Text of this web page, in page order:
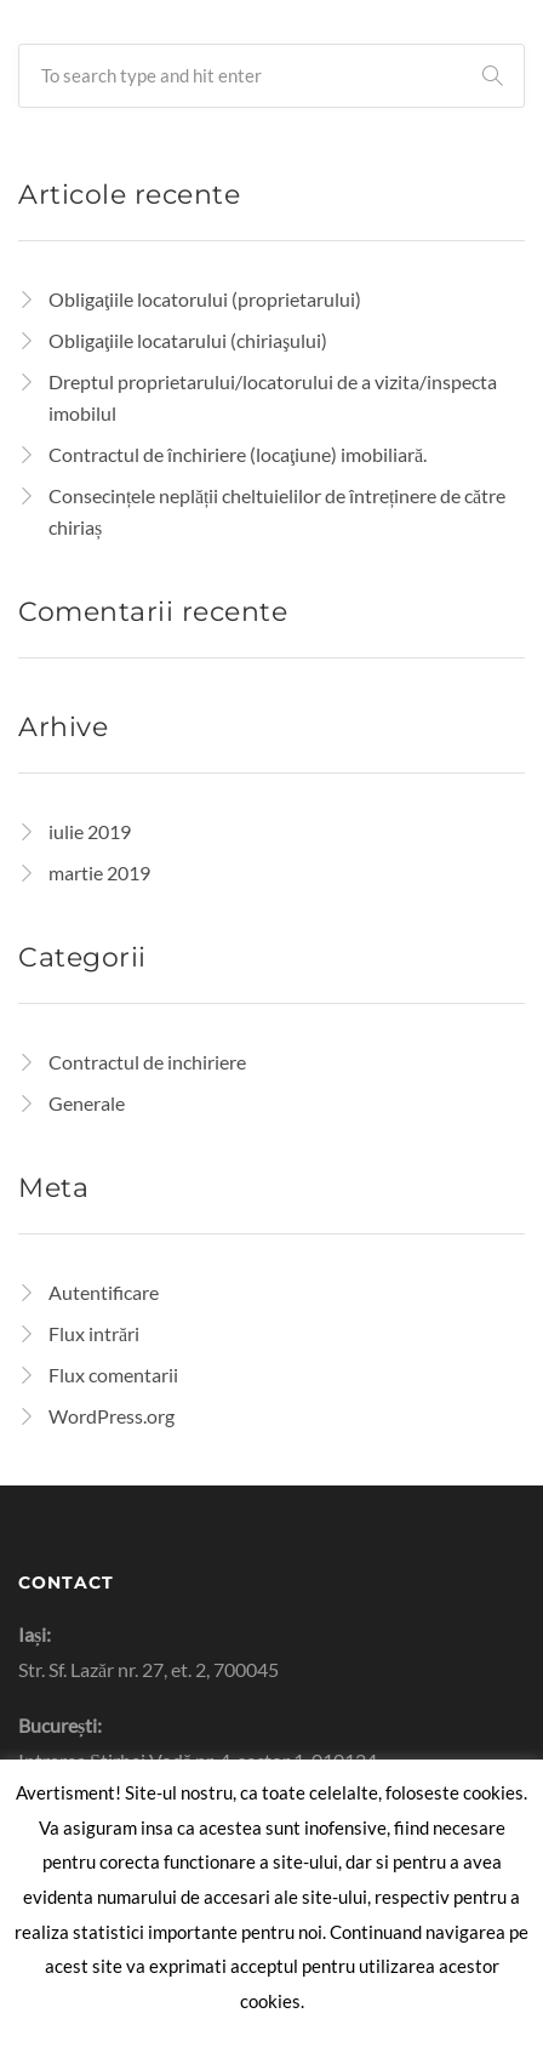
Articole recente
Obligaţiile locatorului (proprietarului)
Obligaţiile locatarului (chiriaşului)
Dreptul proprietarului/locatorului de a vizita/inspecta
imobilul
Contractul de închiriere (locaţiune) imobiliară.
Consecințele neplății cheltuielilor de întreținere de către
chiriaș
Comentarii recente
Arhive
iulie 2019
martie 2019
Categorii
Contractul de inchiriere
Generale
Meta
Autentificare
Flux intrări
Flux comentarii
WordPress.org
CONTACT
Iași:
Str. Sf. Lazăr nr. 27, et. 2, 700045
București:
Intrarea Știrbei Vodă nr. 4, sector 1, 010124
+40 232 265 890
+40 727 349 369
+40 332 408 998
contact@avocatmitoseriu.ro
URMĂREȘTE ȘI
Avertisment! Site-ul nostru, ca toate celelalte, foloseste cookies.
Va asiguram insa ca acestea sunt inofensive, fiind necesare
pentru corecta functionare a site-ului, dar si pentru a avea
evidenta numarului de accesari ale site-ului, respectiv pentru a
realiza statistici importante pentru noi. Continuand navigarea pe
acest site va exprimati acceptul pentru utilizarea acestor
cookies.